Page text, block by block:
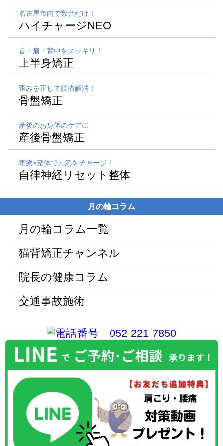
名古屋市内で数台だけ！
ハイチャージNEO
首・肩・背中をスッキリ！
上半身矯正
歪みを正して腰痛解消！
骨盤矯正
産後のお身体のケアに
産後骨盤矯正
電療×整体で元気をチャージ！
自律神経リセット整体
月の輪コラム
月の輪コラム一覧
猫背矯正チャンネル
院長の健康コラム
交通事故施術